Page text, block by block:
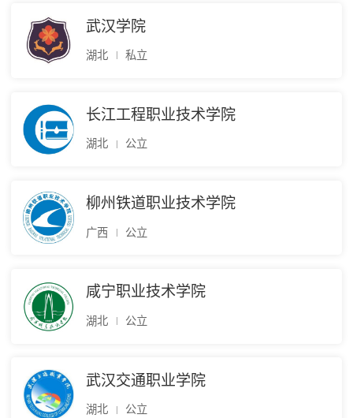
武汉学院
湖北 私立
长江工程职业技术学院
湖北 公立
柳州铁道职业技术学院
广西 公立
咸宁职业技术学院
湖北 公立
武汉交通职业学院
湖北 公立